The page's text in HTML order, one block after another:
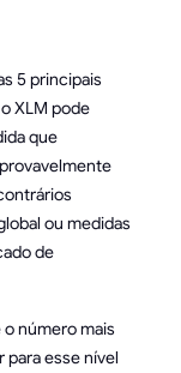
5 principais
XLM pode
que
ou medidas
de
número mais
para esse nível